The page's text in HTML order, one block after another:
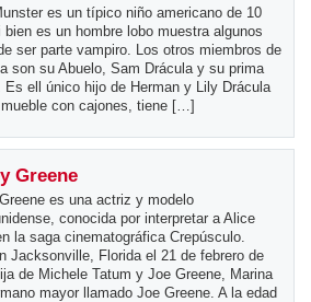
es un típico niño americano de 10
bien es un hombre lobo muestra algunos
ser parte vampiro. Los otros miembros de
son su Abuelo, Sam Drácula y su prima
Es ell único hijo de Herman y Lily Drácula
con cajones, tiene […]
Greene
es una actriz y modelo
conocida por interpretar a Alice
la saga cinematográfica Crepúsculo.
Jacksonville, Florida el 21 de febrero de
de Michele Tatum y Joe Greene, Marina
mayor llamado Joe Greene. A la edad